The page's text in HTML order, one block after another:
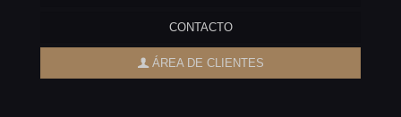
CONTACTO
ÁREA DE CLIENTES